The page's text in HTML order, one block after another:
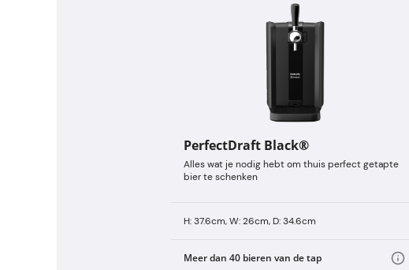
PerfectDraft Black®
Alles wat je nodig hebt om thuis perfect getapte
bier te schenken
H: 37.6cm, W: 26cm, D: 34.6cm
Meer dan 40 bieren van de tap